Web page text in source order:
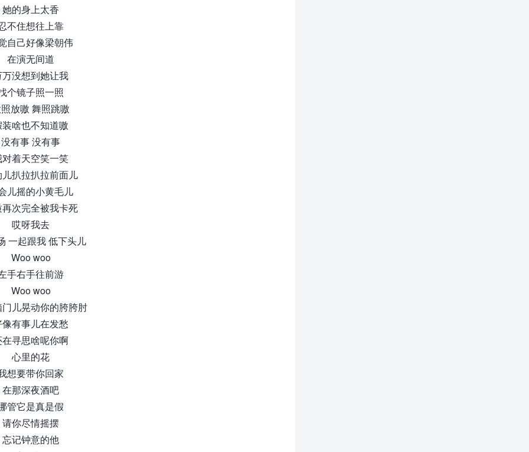
她的身上太香
不住想往上靠
自己好像梁朝伟
在演无间道
没想到她让我
个镜子照一照
放嗷 舞照跳嗷
啥也不知道嗷
没有事 没有事
着天空笑一笑
扒拉扒拉前面儿
儿摇的小黄毛儿
次完全被我卡死
哎呀我去
一起跟我 低下头儿
Woo woo
手右手往前游
Woo woo
儿晃动你的胯胯肘
有事儿在发愁
寻思啥呢你啊
心里的花
想要带你回家
在那深夜酒吧
管它是真是假
请你尽情摇摆
忘记钟意的他